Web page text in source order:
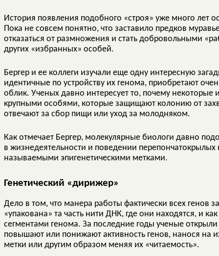
История появления подобного «строя» уже много лет
Пока не совсем понятно, что заставило предков
отказаться от размножения и стать добровольными
других «избранных» особей.
Бергер и ее коллеги изучали еще одну интересную
идентичные по устройству их генома, приобретают
облик. Ученых давно интересует то, почему некоторые
крупными особями, которые защищают колонию от
отвечают за сбор пищи или уход за молодняком.
Как отмечает Бергер, молекулярные биологи давно
в жизнедеятельности и поведении перепончатокрылых
называемыми эпигенетическими метками.
Генетический «дирижер»
Дело в том, что манера работы фактически всех генов
«упакована» та часть нити ДНК, где они находятся, и
сегментами генома. За последние годы ученые
повышают или понижают активность генов, нанося на
метки или другим образом меняя их «читаемость».